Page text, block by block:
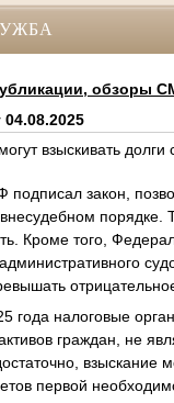
обзоры
взыскивать
подписал закон,
порядке.
Кроме того,
года налоговые
граждан, не
первой